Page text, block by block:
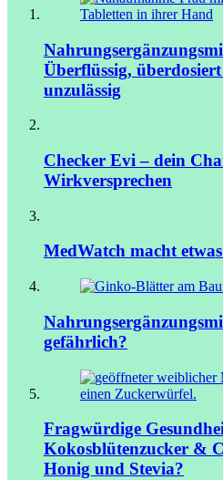
Überflüssig,
unzulässig
Checker Evi – dein
Wirkversprechen
MedWatch macht
gefährlich?
Fragwürdige
Kokosblütenzucker &
Honig und Stevia?